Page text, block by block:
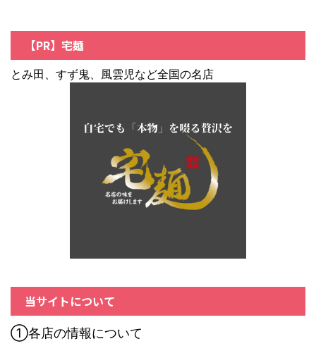
【PR】宅麺
とみ田、すず鬼、風雲児など全国の名店
当サイトについて
①各店の情報について